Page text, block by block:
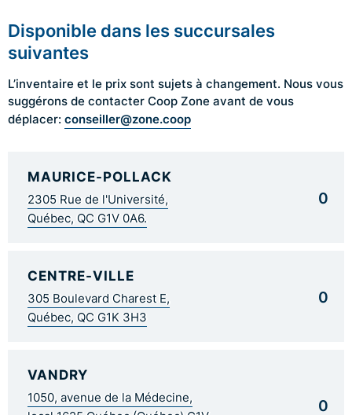
Disponible dans les succursales
suivantes
L’inventaire et le prix sont sujets à changement. Nous vous
suggérons de contacter Coop Zone avant de vous
déplacer: conseiller@zone.coop
MAURICE-POLLACK
2305 Rue de l'Université,
Québec, QC G1V 0A6.
0
CENTRE-VILLE
305 Boulevard Charest E,
Québec, QC G1K 3H3
0
VANDRY
1050, avenue de la Médecine,
0